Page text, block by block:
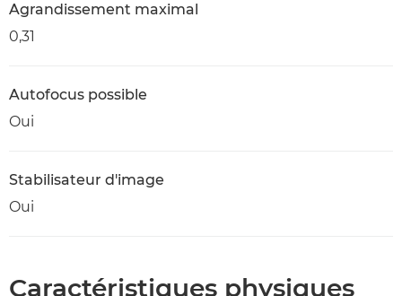
Agrandissement maximal
0,31
Autofocus possible
Oui
Stabilisateur d'image
Oui
Caractéristiques physiques